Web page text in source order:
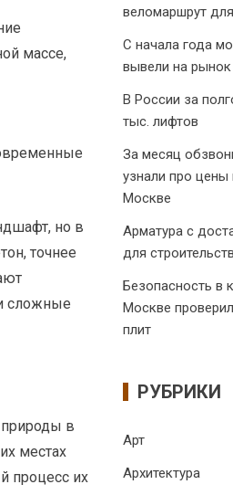
массе,
но в
точнее
сложные
природы в
местах
процесс их
веломаршрут
С начала года
вывели на
В России за
тыс. лифтов
За месяц
узнали про цены
Москве
Арматура с
для
Безопасность в
Москве
плит
РУБРИКИ
Арт
Архитектура